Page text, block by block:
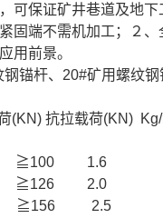
可保证矿井巷道及地
固端不需机加工；２
用前景。
锚杆、20#矿用螺纹
(KN) 抗拉载荷(KN)
1.6
2.0
2.5